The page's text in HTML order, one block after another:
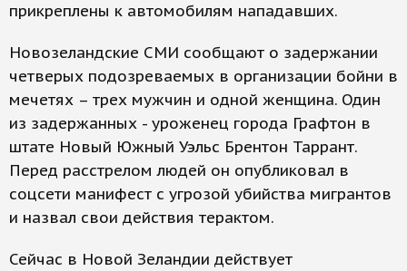
прикреплены к автомобилям нападавших.
Новозеландские СМИ сообщают о задержании
четверых подозреваемых в организации бойни в
мечетях – трех мужчин и одной женщина. Один
из задержанных - уроженец города Графтон в
штате Новый Южный Уэльс Брентон Таррант.
Перед расстрелом людей он опубликовал в
соцсети манифест с угрозой убийства мигрантов
и назвал свои действия терактом.
Сейчас в Новой Зеландии действует